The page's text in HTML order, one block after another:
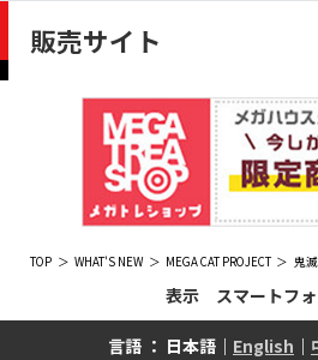
販売サイト
TOP WHAT'S NEW MEGA CAT PROJECT 鬼
表示 スマートフォ
言語 ： 日本語｜ English ｜